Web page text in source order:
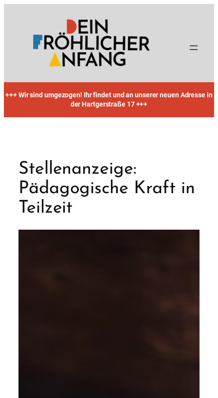
springen
+++ Wir sind umgezogen! Ihr findet und an unserer neuen Adresse in
der Hartgerstraße 17 +++
Stellenanzeige:
Pädagogische Kraft in
Teilzeit